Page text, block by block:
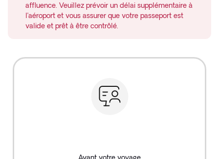
affluence. Veuillez prévoir un délai supplémentaire à
l’aéroport et vous assurer que votre passeport est
valide et prêt à être contrôlé.